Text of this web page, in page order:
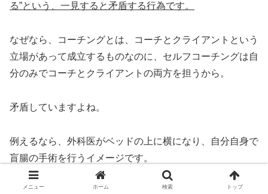
る”という、一見すると矛盾する行為です。
なぜなら、コーチングとは、コーチとクライアントという
立場があって成立するものなのに、セルフコーチングは自
分のみでコーチとクライアントの両方を担うから。
矛盾していますよね。
例えるなら、外科医がベッドの上に横になり、自分自身で
盲腸の手術を行うイメージです。
横になっているので、おなかすらまともに見えません。
メニュー ホーム 検索 トップ